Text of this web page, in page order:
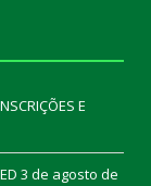
E
3 de agosto de